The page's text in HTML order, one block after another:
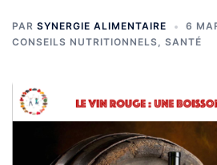
PAR SYNERGIE ALIMENTAIRE
6
CONSEILS NUTRITIONNELS, SANTÉ